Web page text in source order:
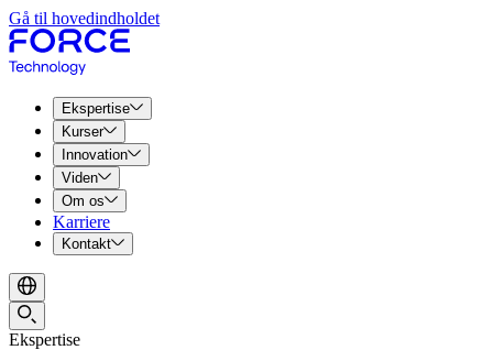
Gå til hovedindholdet
Ekspertise
Kurser
Innovation
Viden
Om os
Karriere
Kontakt
Ekspertise